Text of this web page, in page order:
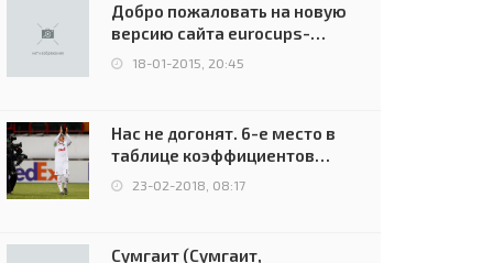
Добро пожаловать на новую
версию сайта eurocups-
uefa.ru
18-01-2015, 20:45
Нас не догонят. 6-е место в
таблице коэффициентов
УЕФА остаётся за Россией
23-02-2018, 08:17
Сумгаит (Сумгаит,